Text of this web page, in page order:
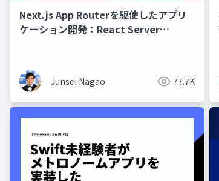
Next.js App Routerを駆使したアプリ
ケーション開発：React Server
Junsei Nagao 77.7K